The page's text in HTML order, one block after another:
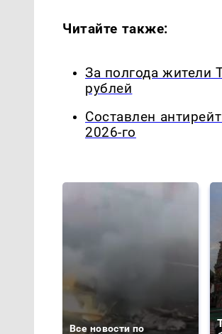
Читайте также:
За полгода жители
рублей
Составлен
2026-го
Все новости по